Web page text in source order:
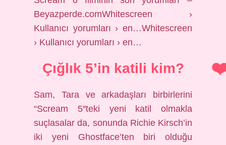
Beyazperde.comWhitescreen ›
Kullanıcı yorumları › en…Whitescreen
› Kullanıcı yorumları › en…
Çığlık 5’in katili kim?
Sam, Tara ve arkadaşları birbirlerini
“Scream 5″teki yeni katil olmakla
suçlasalar da, sonunda Richie Kirsch’in
iki yeni Ghostface’ten biri olduğu